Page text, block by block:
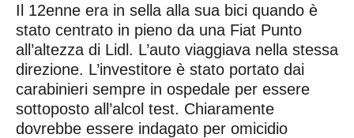
Il 12enne era in sella alla sua bici quando è
stato centrato in pieno da una Fiat Punto
all’altezza di Lidl. L’auto viaggiava nella stessa
direzione. L’investitore è stato portato dai
carabinieri sempre in ospedale per essere
sottoposto all’alcol test. Chiaramente
dovrebbe essere indagato per omicidio